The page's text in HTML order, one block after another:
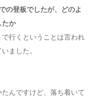
の登板でしたが、どのよ
たか
行くということは言われ
ました。
んですけど、落ち着いて